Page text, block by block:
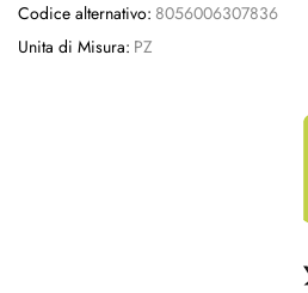
Codice alternativo: 8056006307836
Unita di Misura: PZ